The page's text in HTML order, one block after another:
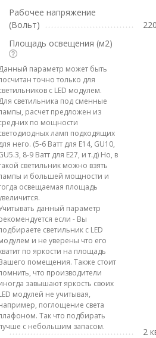
Рабочее напряжение
(Вольт)
Площадь освещения (м2)
параметр может быть
точно только для
с LED модулем.
светильника под сменные
расчет предложен из
по мощности
ламп подходящих
него. (5-6 Ватт для E14, GU10,
8-9 Ватт для E27, и т.д) Но, в
светильник можно взять
и большей мощности и
освещаемая площадь
данный параметр
если - Вы
светильник с LED
и не уверены что его
по яркости на площадь
помещения. Также стоит
что производители
завышают яркость своих
модулей не учитывая,
поглощение света
Так что подбирать
с небольшим запасом.
2